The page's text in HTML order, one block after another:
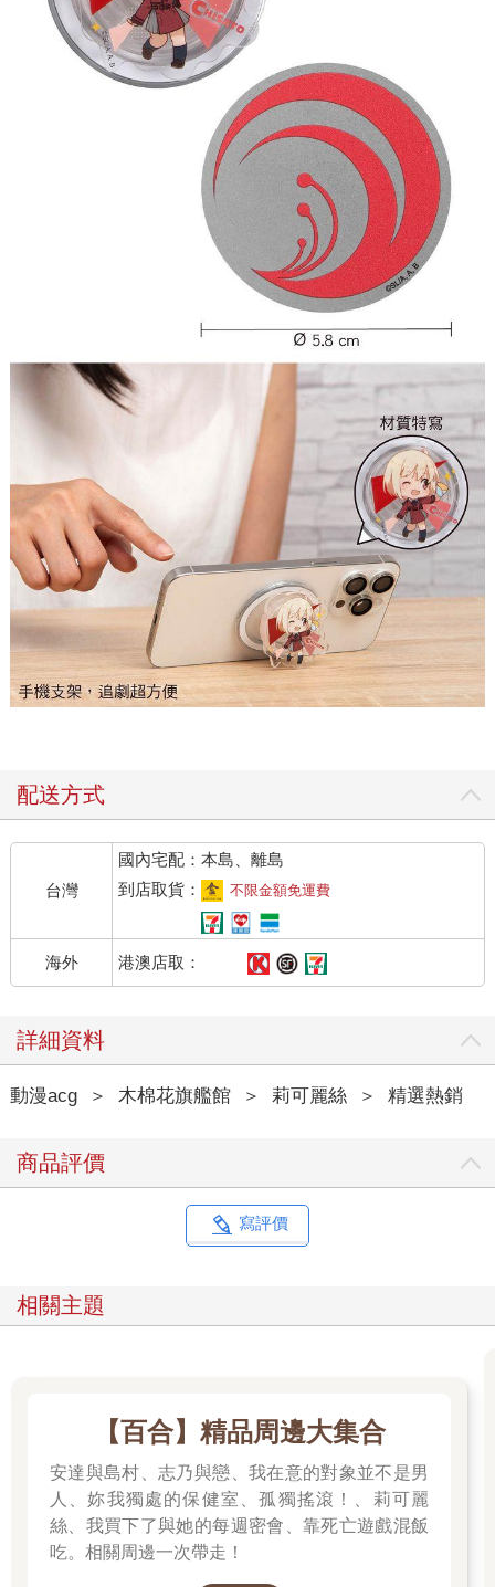
配送方式
台灣
國內宅配：本島、離島
到店取貨：
不限金額免運費
海外 港澳店取：
詳細資料
動漫acg ＞ 木棉花旗艦館 ＞ 莉可麗絲 ＞ 精選熱銷
商品評價
寫評價
相關主題
【百合】精品周邊大集合
安達與島村、志乃與戀、我在意的對象並不是男
人、妳我獨處的保健室、孤獨搖滾！、莉可麗
絲、我買下了與她的每週密會、靠死亡遊戲混飯
吃。相關周邊一次帶走！